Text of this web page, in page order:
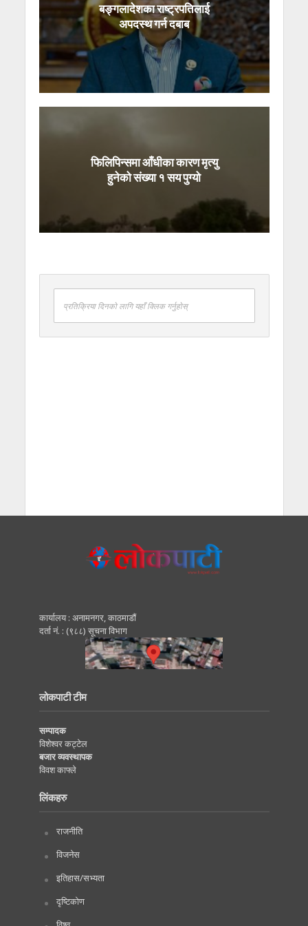
बङ्गलादेशका राष्ट्रपतिलाई
अपदस्थ गर्न दबाब
फिलिपिन्समा आँधीका कारण मृत्यु
हुनेको संख्या १ सय पुग्यो
प्रतिक्रिया दिनको लागि यहाँ क्लिक गर्नुहोस्
कार्यालय : अनामनगर, काठमाडाैं
दर्ता नं. : (९८८) सूचना विभाग
लोकपाटी टीम
सम्पादक
विशेश्वर कट्टेल
बजार व्यवस्थापक
विवश काफ्ले
लिंकहरु
राजनीति
विजनेस
इतिहास/सभ्यता
दृष्टिकोण